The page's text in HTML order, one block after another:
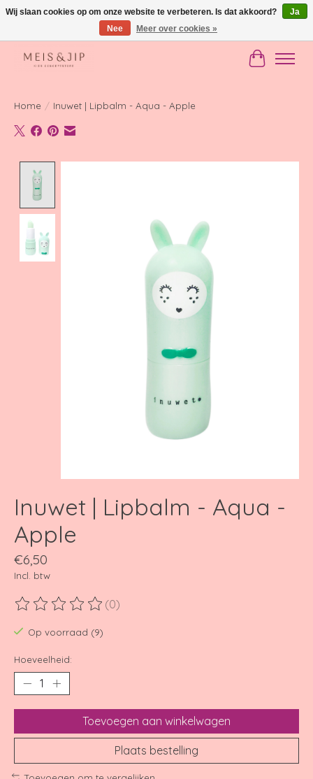
Gratis verzending in NL vanaf €150
Home / Inuwet | Lipbalm - Aqua - Apple
Inuwet | Lipbalm - Aqua -
Apple
€6,50
Incl. btw
De beoordeling van dit product is
(0)
Op voorraad (9)
Hoeveelheid:
Toevoegen aan winkelwagen
Plaats bestelling
Wij slaan cookies op om onze website te verbeteren. Is dat akkoord?
Ja
Nee
Meer over cookies »